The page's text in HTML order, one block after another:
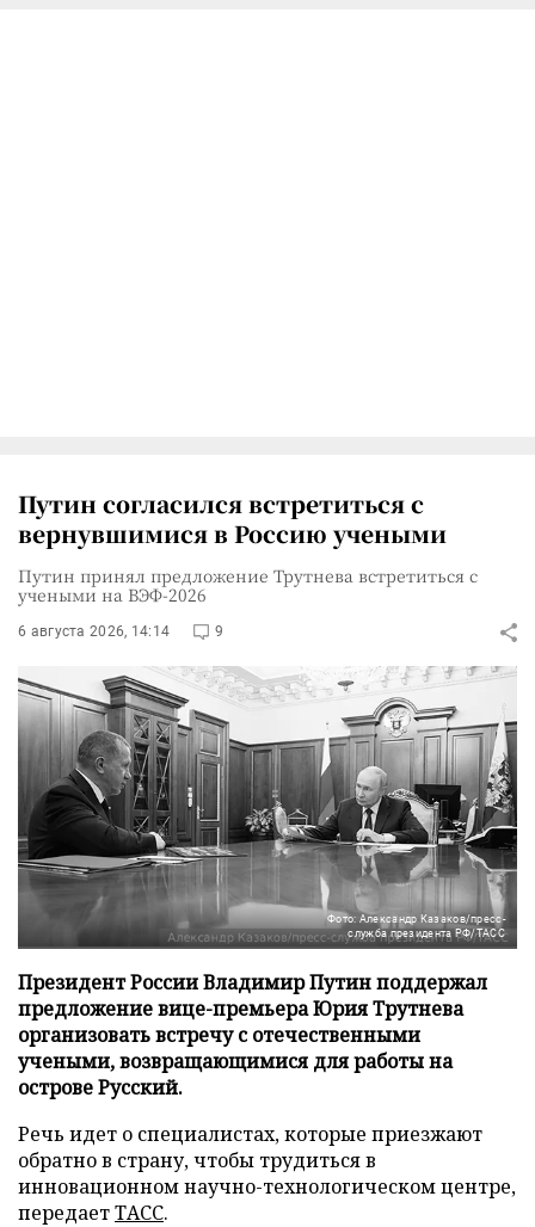
Путин согласился встретиться с
вернувшимися в Россию учеными
Путин принял предложение Трутнева встретиться с
учеными на ВЭФ-2026
6 августа 2026, 14:14 9
Фото: Александр Казаков/пресс-
служба президента РФ/ТАСС
Президент России Владимир Путин поддержал
предложение вице-премьера Юрия Трутнева
организовать встречу с отечественными
учеными, возвращающимися для работы на
острове Русский.
Речь идет о специалистах, которые приезжают
обратно в страну, чтобы трудиться в
инновационном научно-технологическом центре,
передаетТАСС.